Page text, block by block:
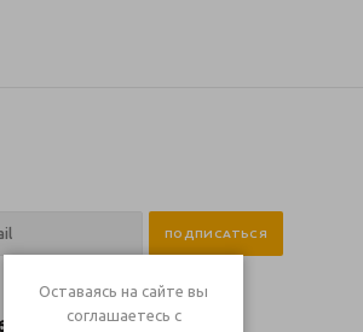
06
Оставаясь на сайте вы
соглашаетесь с